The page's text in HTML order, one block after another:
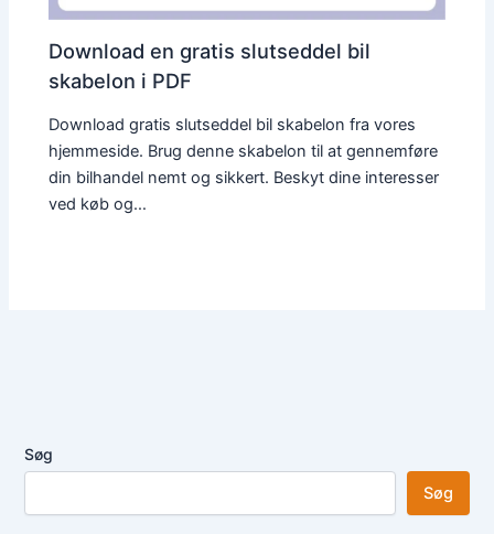
Download en gratis slutseddel bil
skabelon i PDF
Download gratis slutseddel bil skabelon fra vores
hjemmeside. Brug denne skabelon til at gennemføre
din bilhandel nemt og sikkert. Beskyt dine interesser
ved køb og…
Søg
Søg